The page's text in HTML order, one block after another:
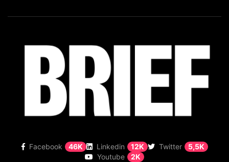
Facebook 46K Linkedin 12K Twitter
5,5K
Youtube
2K